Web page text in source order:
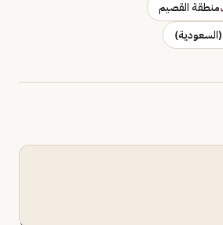
منطقة القصيم
(السعودية)